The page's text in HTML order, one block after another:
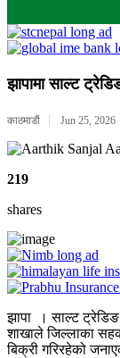
झापामा साल्ट
काठमाडाैं Jun 25, 2026
219
shares
झापा । साल्ट ट्रेडिङ
शाखाले जिल्लाका
बिक्री गरिरहेको